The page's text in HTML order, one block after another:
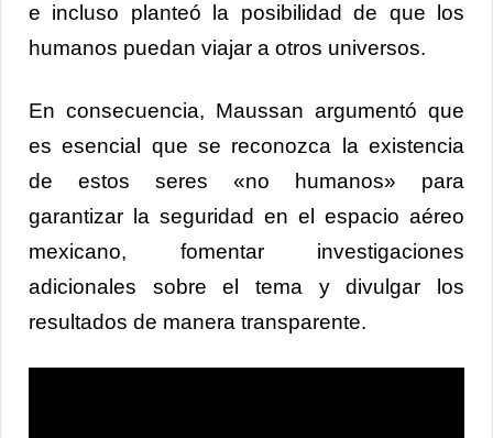
e incluso planteó la posibilidad de que los
humanos puedan viajar a otros universos.
En consecuencia, Maussan argumentó que
es esencial que se reconozca la existencia
de estos seres «no humanos» para
garantizar la seguridad en el espacio aéreo
mexicano, fomentar investigaciones
adicionales sobre el tema y divulgar los
resultados de manera transparente.